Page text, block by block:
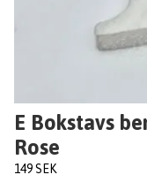
E Bokstavs
Rose
149 SEK